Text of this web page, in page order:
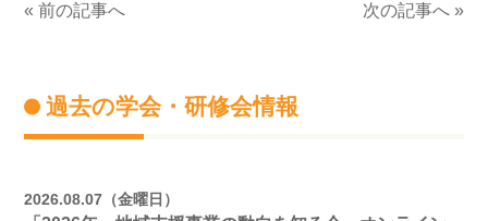
« 前の記事へ 次の記事へ »
過去の学会・研修会情報
2026.08.07（金曜日）